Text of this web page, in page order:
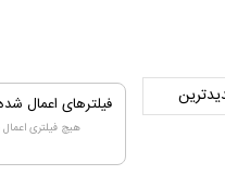
فیلترهای اعمال
هیچ فیلتری